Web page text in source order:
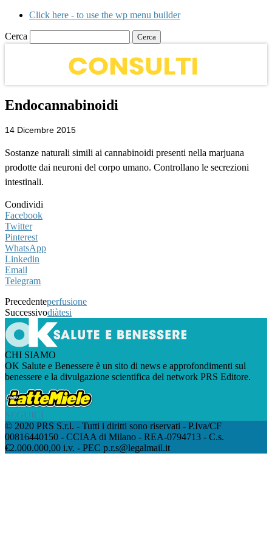
Click here - to use the wp menu builder
Cerca
Endocannabinoidi
14 Dicembre 2015
Sostanze naturali simili ai cannabinoidi presenti nella marjuana
prodotte dai neuroni del corpo umano. Controllano le secrezioni
intestinali.
Condividi
Facebook
Twitter
Pinterest
WhatsApp
Linkedin
Email
Telegram
Precedenteperfusione
Successivodiàtesi
CHI SIAMO
OK Salute e Benessere è un sito di news e approfondimenti sul
benessere e la divulgazione scientifica del network PRS Editore.
SEGUICI
© 2020 PRS S.r.l. - Tutti i diritti sono riservati - P.Iva/CF
00816440150 - CCIAA di Milano - REA-0794713 - C.s.
€2.000.000,00 i.v. - PEC p.r.s@legalmail.it